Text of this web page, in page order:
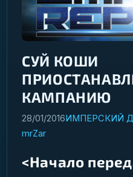
ИНСТРУКЦИИ ПИЛОТА
СУЙ КОШИ
КАМПАНИЮ
28/01/2016ИМПЕРСКИЙ
mrZar
<Начало